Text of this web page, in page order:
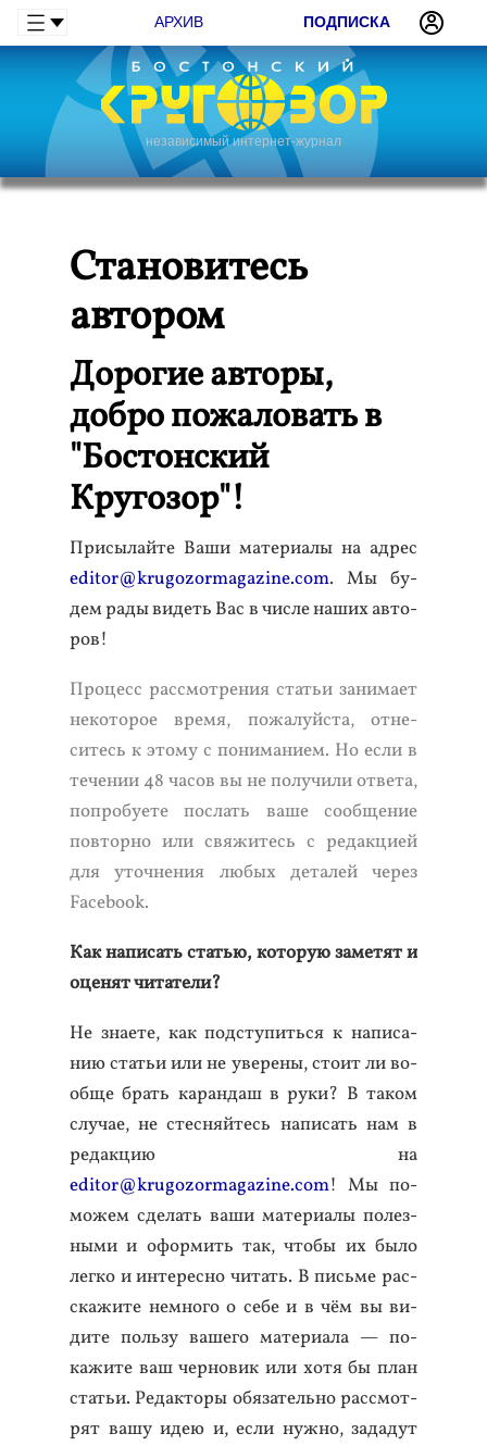
АРХИВ ПОДПИСКА
независимый интернет-журнал
Становитесь
автором
Дорогие авторы,
добро пожаловать в
"Бостонский
Кругозор"!
При­сылай­те Ва­ши ма­тери­алы на ад­рес
editor@krugozormagazine.com. Мы бу­
дем ра­ды ви­деть Вас в чис­ле на­ших ав­то­
ров!
Про­цесс рас­смот­ре­ния статьи за­нима­ет
не­кото­рое вре­мя, по­жалуй­ста, от­не­
ситесь к это­му с по­нима­ни­ем. Но ес­ли в
те­чении 48 ча­сов вы не по­лучи­ли от­ве­та,
поп­ро­бу­ете пос­лать ва­ше со­об­ще­ние
пов­торно или свя­житесь с ре­дак­ци­ей
для уточ­не­ния лю­бых де­талей че­рез
Facebook.
Как на­писать статью, ко­торую за­метят и
оце­нят чи­тате­ли?
Не зна­ете, как под­сту­пить­ся к на­писа­
нию статьи или не уве­рены, сто­ит ли во­
об­ще брать ка­ран­даш в ру­ки? В та­ком
слу­чае, не стес­няй­тесь на­писать нам в
ре­дак­цию на
editor@krugozormagazine.com! Мы по­
можем сде­лать ва­ши ма­тери­алы по­лез­
ны­ми и офор­мить так, что­бы их бы­ло
лег­ко и ин­те­рес­но чи­тать. В пись­ме рас­
ска­жите нем­но­го о се­бе и в чём вы ви­
дите поль­зу ва­шего ма­тери­ала — по­
кажи­те ваш чер­но­вик или хо­тя бы план
статьи. Ре­дак­то­ры обя­затель­но рас­смот­
рят ва­шу идею и, ес­ли нуж­но, за­дадут